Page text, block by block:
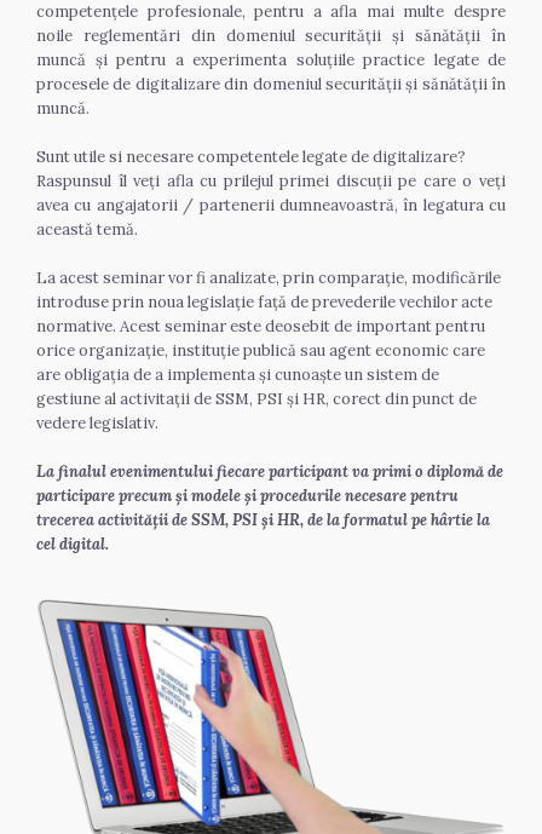
competențele profesionale, pentru a afla mai multe despre
noile reglementări din domeniul securității și sănătății în
muncă și pentru a experimenta soluțiile practice legate de
procesele de digitalizare din domeniul securității și sănătății în
muncă.
Sunt utile si necesare competentele legate de digitalizare?
Raspunsul îl veți afla cu prilejul primei discuții pe care o veți
avea cu angajatorii / partenerii dumneavoastră, în legatura cu
această temă.
La acest seminar vor fi analizate, prin comparație, modificările
introduse prin noua legislație față de prevederile vechilor acte
normative. Acest seminar este deosebit de important pentru
orice organizație, instituție publică sau agent economic care
are obligația de a implementa și cunoaște un sistem de
gestiune al activitații de SSM, PSI și HR, corect din punct de
vedere legislativ.
La finalul evenimentului fiecare participant va primi o diplomă de
participare precum și modele și procedurile necesare pentru
trecerea activității de SSM, PSI și HR, de la formatul pe hârtie la
cel digital.